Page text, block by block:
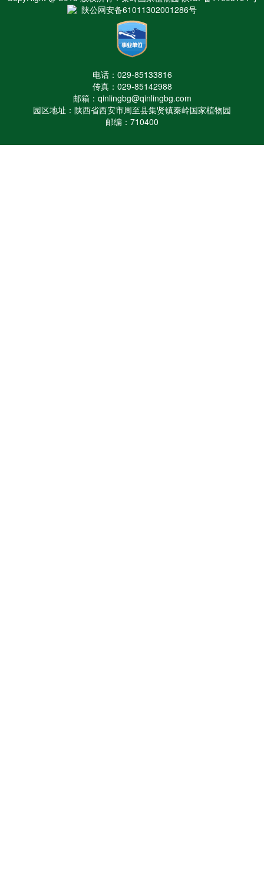
陕公网安备61011302001286号
电话：029-85133816
传真：029-85142988
邮箱：qinlingbg@qinlingbg.com
园区地址：陕西省西安市周至县集贤镇秦岭国家植物园
邮编：710400